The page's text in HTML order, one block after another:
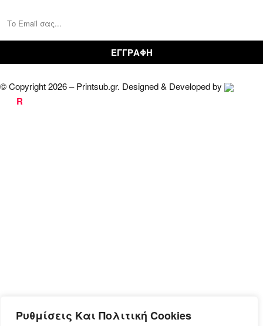
Ρυθμίσεις Και Πολιτική Cookies
© Copyright 2026 – Printsub.gr. Designed & Developed by
R